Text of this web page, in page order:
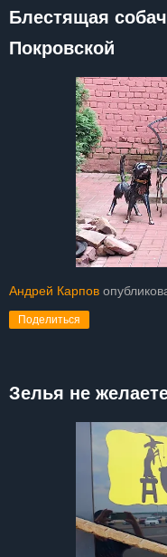
Блестящая
Покровской
Андрей Карпов
Поделиться
Зелья не